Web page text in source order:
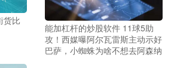
货比
能加杠杆的炒股软件 11球5助
攻！西媒曝阿尔瓦雷斯主动示好
巴萨，小蜘蛛为啥不想去阿森纳